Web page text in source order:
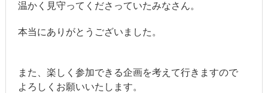
温かく見守ってくださっていたみなさん。
本当にありがとうございました。
また、楽しく参加できる企画を考えて行きますので
よろしくお願いいたします。